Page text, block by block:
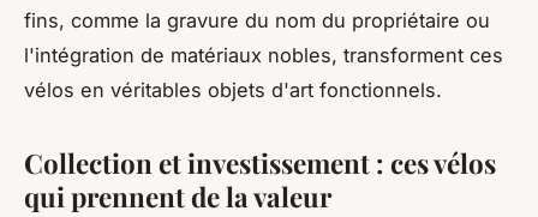
fins, comme la gravure du nom du propriétaire ou
l'intégration de matériaux nobles, transforment ces
vélos en véritables objets d'art fonctionnels.
Collection et investissement : ces vélos
qui prennent de la valeur